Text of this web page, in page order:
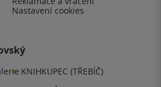
Nastavení cookies
KNIHKUPEC (TŘEBÍČ)